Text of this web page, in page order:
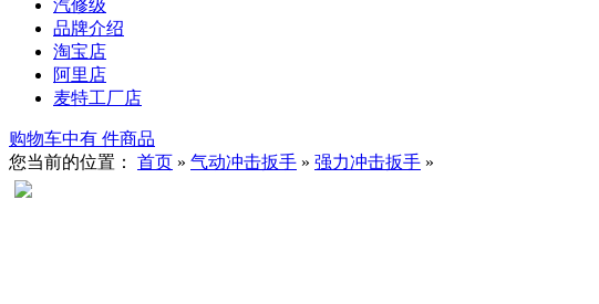
汽修级
品牌介绍
淘宝店
阿里店
麦特工厂店
购物车中有 件商品
您当前的位置： 首页 » 气动冲击扳手 » 强力冲击扳手 »